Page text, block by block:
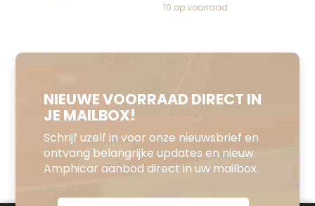
10 op voorraad
NIEUWE VOORRAAD DIRECT IN
JE MAILBOX!
Schrijf uzelf in voor onze nieuwsbrief en
ontvang belangrijke updates en nieuw
Amphicar aanbod direct in uw mailbox.